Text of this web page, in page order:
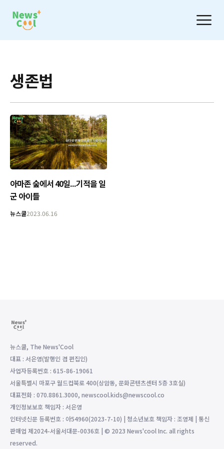
생존법
아마존 숲에서 40일...기적을 일
군 아이들
뉴스쿨2023.06.16
뉴스쿨, The News'Cool
대표 : 서은영(발행인 겸 편집인)
사업자등록번호 : 615-86-19061
서울특별시 마포구 월드컵북로 400(상암동, 문화콘텐츠센터 5층 3호실)
대표전화 : 070.8861.3000, newscool.kids@newscool.co
개인정보보호 책임자 : 서은영
인터넷신문 등록번호 : 아54960(2023-7-10) | 청소년보호 책임자 : 조영제 | 통신
판매업 제2024-서울서대문-0036호 | © 2023 News'cool Inc. all rights
reserved.